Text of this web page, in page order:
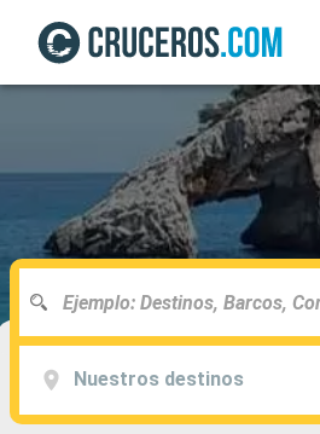
Nuestros destinos